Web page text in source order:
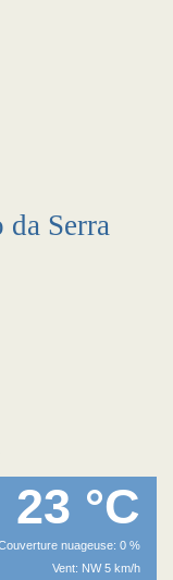
Serra
23 °C
nuageuse: 0 %
Vent: NW 5 km/h